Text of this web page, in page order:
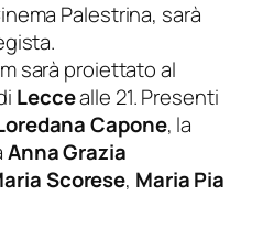
Palestrina, sarà
sarà proiettato al
Leccealle 21. Presenti
Capone, la
Anna Grazia
Scorese, Maria Pia